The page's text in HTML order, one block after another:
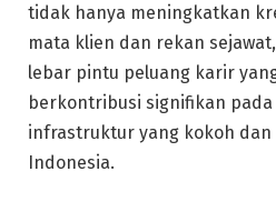
tidak hanya meningkatkan
mata klien dan rekan
lebar pintu peluang karir
berkontribusi signifikan
infrastruktur yang kokoh dan
Indonesia.